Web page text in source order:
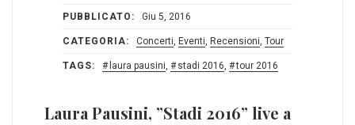
PUBBLICATO: Giu 5, 2016
CATEGORIA: Concerti, Eventi, Recensioni, Tour
TAGS: laura pausini, stadi 2016, tour 2016
Laura Pausini, ”Stadi 2016” live a